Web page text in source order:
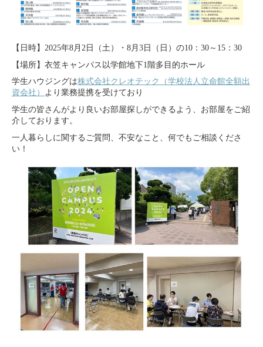
【日時】2025年8月2日（土）・8月3日（日）の10：30～15：30
【場所】衣笠キャンパス以学館地下1階多目的ホール
学生ハウジングは株式会社クレオテック（学校法人立命館全額出
資会社） より業務提携を受けており
学生の皆さんがより良いお部屋探しができるよう、お部屋をご紹
介しております。
一人暮らしに関するご質問、不安なこと、何でもご相談くださ
い！